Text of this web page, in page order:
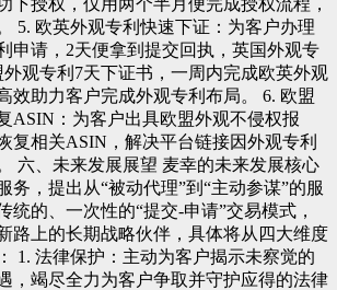
5. 欧英外观专利快速下证：为客户办理
申请，2天便拿到提交回执，英国外观专
观专利7天下证书，一周内完成欧英外观
效助力客户完成外观专利布局。 6. 欧盟
ASIN：为客户出具欧盟外观不侵权报
复相关ASIN，解决平台链接因外观专利
六、未来发展展望 麦幸的未来发展核心
务，提出从“被动代理”到“主动参谋”的服
统的、一次性的“提交-申请”交易模式，
路上的长期战略伙伴，具体将从四大维度
1. 法律保护：主动为客户揭示未察觉的
，竭尽全力为客户争取并守护应得的法律